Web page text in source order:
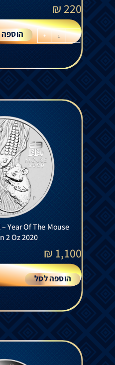
220
₪
-
+
Year Of The Mouse
2 Oz 2020
1,100
₪
הוספה לסל